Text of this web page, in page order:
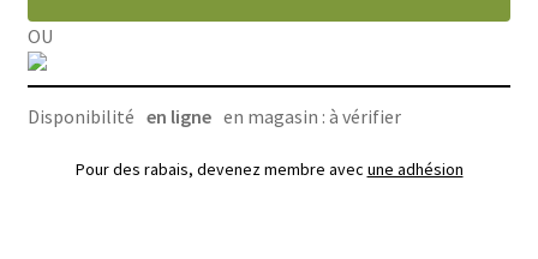
OU
Disponibilité en ligne en magasin : à vérifier
Pour des rabais, devenez membre avec une adhésion